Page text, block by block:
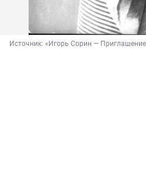
Источник: «Игорь Сорин —